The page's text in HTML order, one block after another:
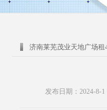
济南莱芜茂业天地广场
发布日期：2024-8-